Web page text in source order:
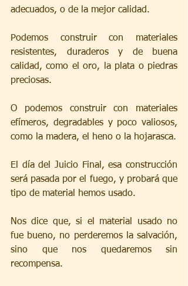
adecuados, o de la mejor calidad.
Podemos construir con materiales
resistentes, duraderos y de buena
calidad, como el oro, la plata o piedras
preciosas.
O podemos construir con materiales
efímeros, degradables y poco valiosos,
como la madera, el heno o la hojarasca.
El día del Juicio Final, esa construcción
será pasada por el fuego, y probará que
tipo de material hemos usado.
Nos dice que, si el material usado no
fue bueno, no perderemos la salvación,
sino que nos quedaremos sin
recompensa.